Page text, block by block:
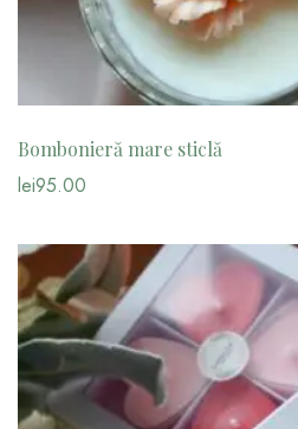
Bombonieră mare sticlă
lei95.00